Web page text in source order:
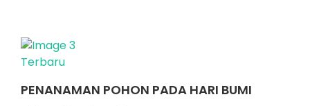
Terbaru
PENANAMAN POHON PADA HARI BUMI